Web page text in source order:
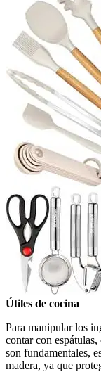
Útiles de cocina
Para manipular los
contar con
son fundamentales,
madera, ya que